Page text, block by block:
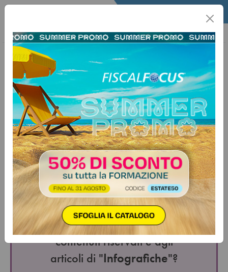
Home Infografica Schede Infografica
27 febbraio 2026
Regime di esenzione IVA dei servizi
di formazione
I servizi di formazione possono beneficiare dell’esenzione
IVA prevista dall’art. 10, comma 1, n. 20), D.P.R.
633/1972, se ricorrono due requisiti: oggettivo (attività
educativa, didattica o formativa) e soggettivo
(riconoscimento da parte di una Pubblica Amministrazione).
Il riconoscimento deve…
Vuoi avere accesso a tutti i
contenuti riservati e agli
articoli di "Infografiche"?